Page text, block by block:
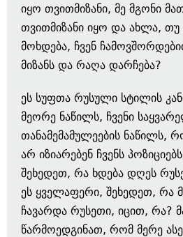
იყო თვითმიზანი, მე მგონი
თვითმიზანი იყო და ახლა, თუ
მოხდება, ჩვენ
მიზანს და რაღა დარჩება?
ეს სუფთა რუსული სტილის
მეორე ნაწილს, ჩვენი
თანამემამულეების ნაწილს,
არ იზიარებენ ჩვენს
შეხედეთ, რა ხდება დღეს
ეს ყველაფერი, შეხედეთ, რა
ჩავარდა რუსეთი, იცით, რა?
წარმოედგინათ, რომ მერე